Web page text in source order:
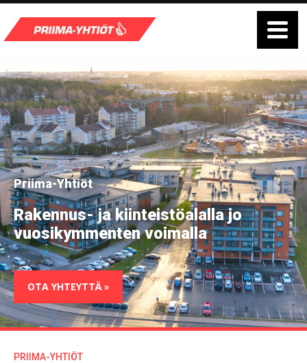
Priima-Yhtiöt
Rakennus- ja kiinteistö­alalla jo
vuosi­kymmenten voimalla
OTA YHTEYTTÄ»
PRIIMA-YHTIÖT